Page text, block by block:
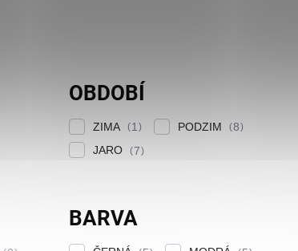
OBDOBÍ
ZIMA 1 PODZIM
8
JARO
7
BARVA